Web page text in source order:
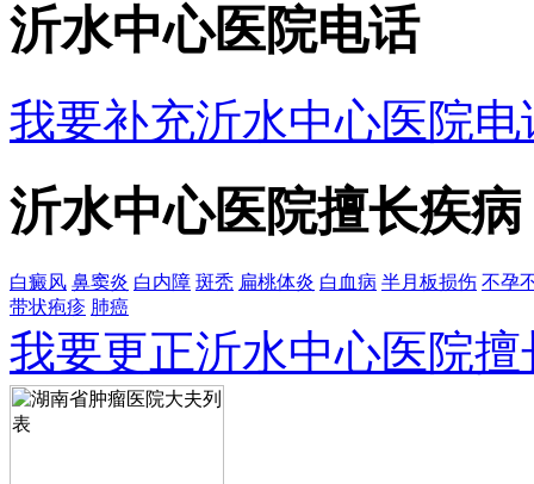
沂水中心医院电话
我要补充沂水中心医院电
沂水中心医院擅长疾病
白癜风 鼻窦炎 白内障 斑秃 扁桃体炎 白血病 半月板损伤 不孕
带状疱疹 肺癌
我要更正沂水中心医院擅